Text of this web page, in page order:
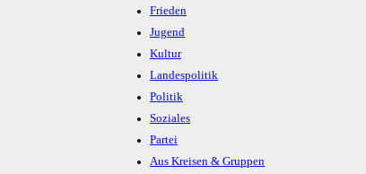
Frieden
Jugend
Kultur
Landespolitik
Politik
Soziales
Partei
Aus Kreisen & Gruppen